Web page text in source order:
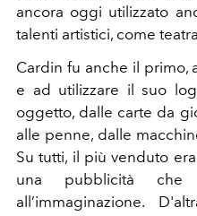
ancora oggi utilizzato
talenti artistici, come
Cardin fu anche il primo,
e ad utilizzare il suo
oggetto, dalle carte da
alle penne, dalle
Su tutti, il più venduto
una pubblicità che
all’immaginazione.